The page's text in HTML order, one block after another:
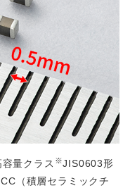
量クラス ※JIS0603形
（積層セラミックチ